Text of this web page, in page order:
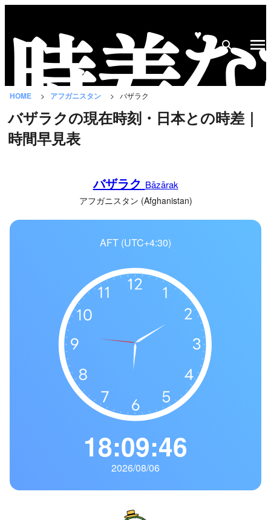
♥
HOME アフガニスタン バザラク
バザラクの現在時刻・日本との時差｜
時間早見表
バザラク Bāzārak
アフガニスタン (Afghanistan)
AFT (UTC+4:30)
18:09:47
2026/08/06
な
と
は？